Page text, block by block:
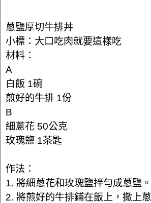
蔥鹽厚切牛排丼
小標：大口吃肉就要這樣吃
材料：
A
白飯 1碗
煎好的牛排 1份
B
細蔥花 50公克
玫瑰鹽 1茶匙
作法：
1. 將細蔥花和玫瑰鹽拌勻成蔥鹽。
2. 將煎好的牛排鋪在飯上，撒上